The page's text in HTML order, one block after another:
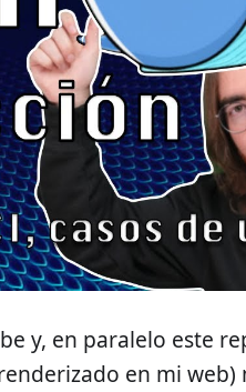
y, en paralelo este
en mi web)